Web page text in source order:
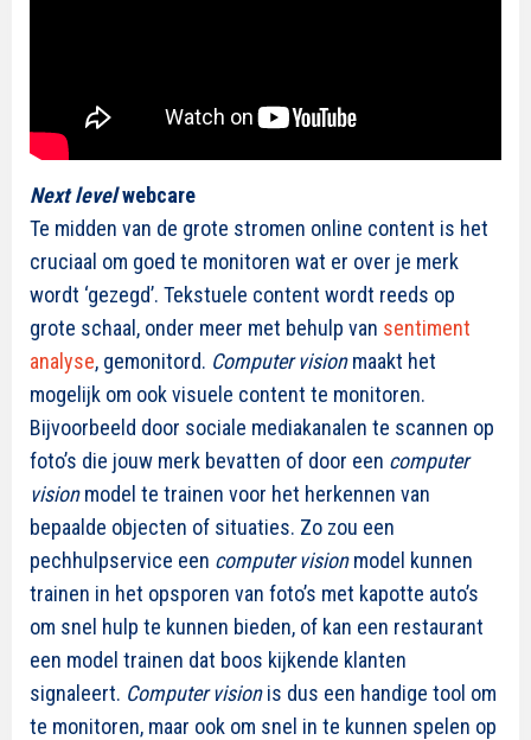
Next levelwebcare
Te midden van de grote stromen online content is het
cruciaal om goed te monitoren wat er over je merk
wordt ‘gezegd’. Tekstuele content wordt reeds op
grote schaal, onder meer met behulp van sentiment
analyse, gemonitord. Computer visionmaakt het
mogelijk om ook visuele content te monitoren.
Bijvoorbeeld door sociale mediakanalen te scannen op
foto’s die jouw merk bevatten of door een computer
visionmodel te trainen voor het herkennen van
bepaalde objecten of situaties. Zo zou een
pechhulpservice een computer visionmodel kunnen
trainen in het opsporen van foto’s met kapotte auto’s
om snel hulp te kunnen bieden, of kan een restaurant
een model trainen dat boos kijkende klanten
signaleert. Computer visionis dus een handige tool om
te monitoren, maar ook om snel in te kunnen spelen op